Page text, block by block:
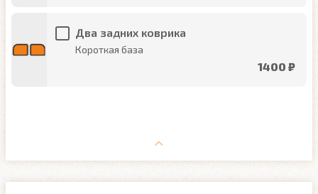
Два задних коврика
Короткая база
1400 ₽